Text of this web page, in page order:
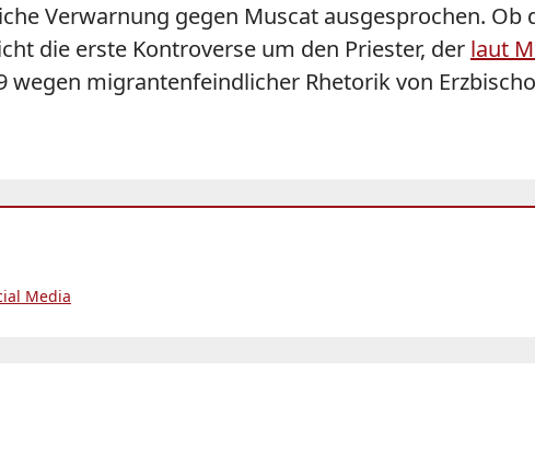
Verwarnung gegen Muscat ausgesprochen.
die erste Kontroverse um den Priester, der laut
wegen migrantenfeindlicher Rhetorik von
Media